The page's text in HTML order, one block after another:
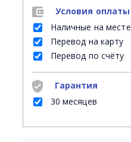
Условия оплаты
Наличные на месте
Перевод на карту
Перевод по счёту
Гарантия
30 месяцев